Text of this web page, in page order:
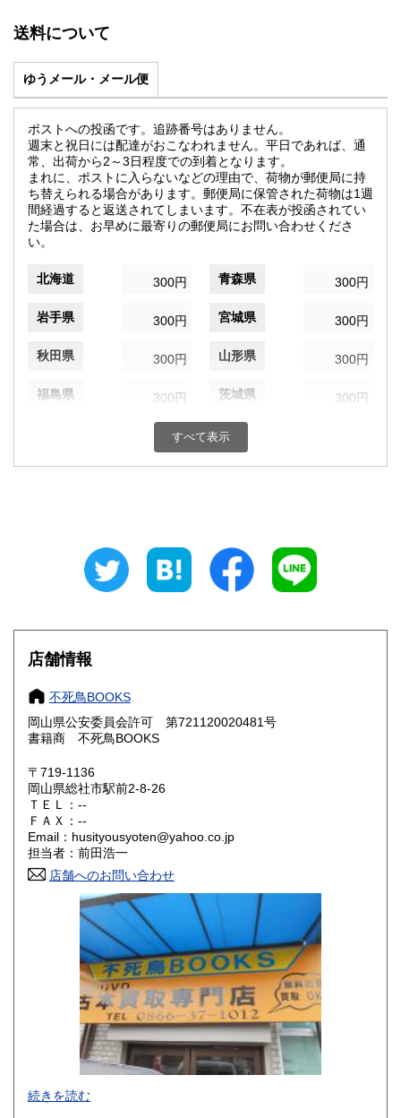
送料について
ゆうメール・メール便
ポストへの投函です。追跡番号はありません。
週末と祝日には配達がおこなわれません。平日であれば、通
常、出荷から2～3日程度での到着となります。
まれに、ポストに入らないなどの理由で、荷物が郵便局に持
ち替えられる場合があります。郵便局に保管された荷物は1週
間経過すると返送されてしまいます。不在表が投函されてい
た場合は、お早めに最寄りの郵便局にお問い合わせくださ
い。
北海道 300円 青森県 300円
岩手県 300円 宮城県 300円
秋田県 300円 山形県 300円
福島県 300円 茨城県 300円
300円 群馬県
埼玉県 千葉県
300円 富山県
300円 福井県
300円 300円
岐阜県
愛知県
滋賀県 300円
大阪府 300円
奈良県
鳥取県
300円 広島県
300円 徳島県
300円 愛媛県
300円 福岡県
300円 長崎県
熊本県
すべて表示
店舗情報
不死鳥BOOKS
岡山県公安委員会許可 第721120020481号
書籍商 不死鳥BOOKS
〒719-1136
岡山県総社市駅前2-8-26
ＴＥＬ：--
ＦＡＸ：--
Email：husityousyoten@yahoo.co.jp
担当者：前田浩一
店舗へのお問い合わせ
不死鳥BOOKSでは、書籍だけでなくCD、DVD、レコード、
ゲーム、おもちゃ、骨董品まであらゆるものの買い取りがで
続きを読む